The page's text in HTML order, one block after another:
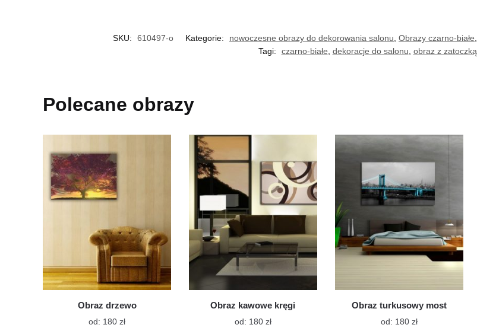
SKU: 610497-o Kategorie: nowoczesne obrazy do dekorowania salonu Obrazy czarno-białe
Tagi:
czarno-białe dekoracje do salonu obraz z zatoczką
Polecane obrazy
Obraz drzewo
od: 180 złTen
Obraz kawowe kręgi
od: 180 złTen
Obraz turkusowy most
od: 180 złTen